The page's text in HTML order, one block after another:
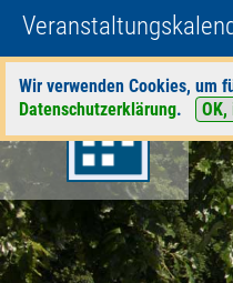
Wir verwenden Cookies, um
Datenschutzerklärung.